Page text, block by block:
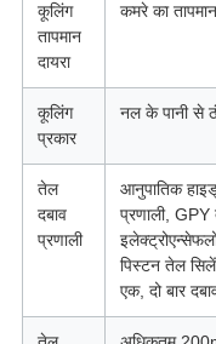
कूलिंग
तापमान
दायरा
कमरे का
कूलिंग
प्रकार
नल के पानी से
तेल
दबाव
प्रणाली
आनुपातिक
प्रणाली, GPY
पिस्टन तेल
एक, दो बार